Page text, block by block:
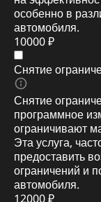
особенно в
автомобиля.
10000 ₽
Снятие
Снятие
программное
ограничивают
Эта услуга,
предоставить
ограничений и
автомобиля.
12000 ₽